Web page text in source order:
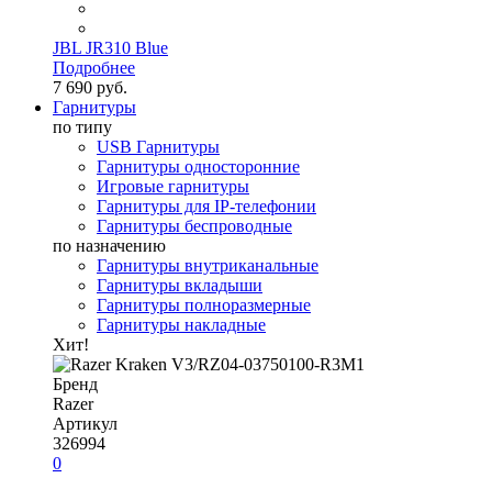
JBL JR310 Blue
Подробнее
7 690 руб.
Гарнитуры
по типу
USB Гарнитуры
Гарнитуры односторонние
Игровые гарнитуры
Гарнитуры для IP-телефонии
Гарнитуры беспроводные
по назначению
Гарнитуры внутриканальные
Гарнитуры вкладыши
Гарнитуры полноразмерные
Гарнитуры накладные
Хит!
Бренд
Razer
Артикул
326994
0